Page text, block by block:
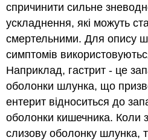
спричинити сильне
ускладнення, які можуть
смертельними. Для опису
симптомів
Наприклад, гастрит - це
оболонки шлунка, що
ентерит відноситься до
оболонки кишечника. Коли
слизову оболонку шлунка,